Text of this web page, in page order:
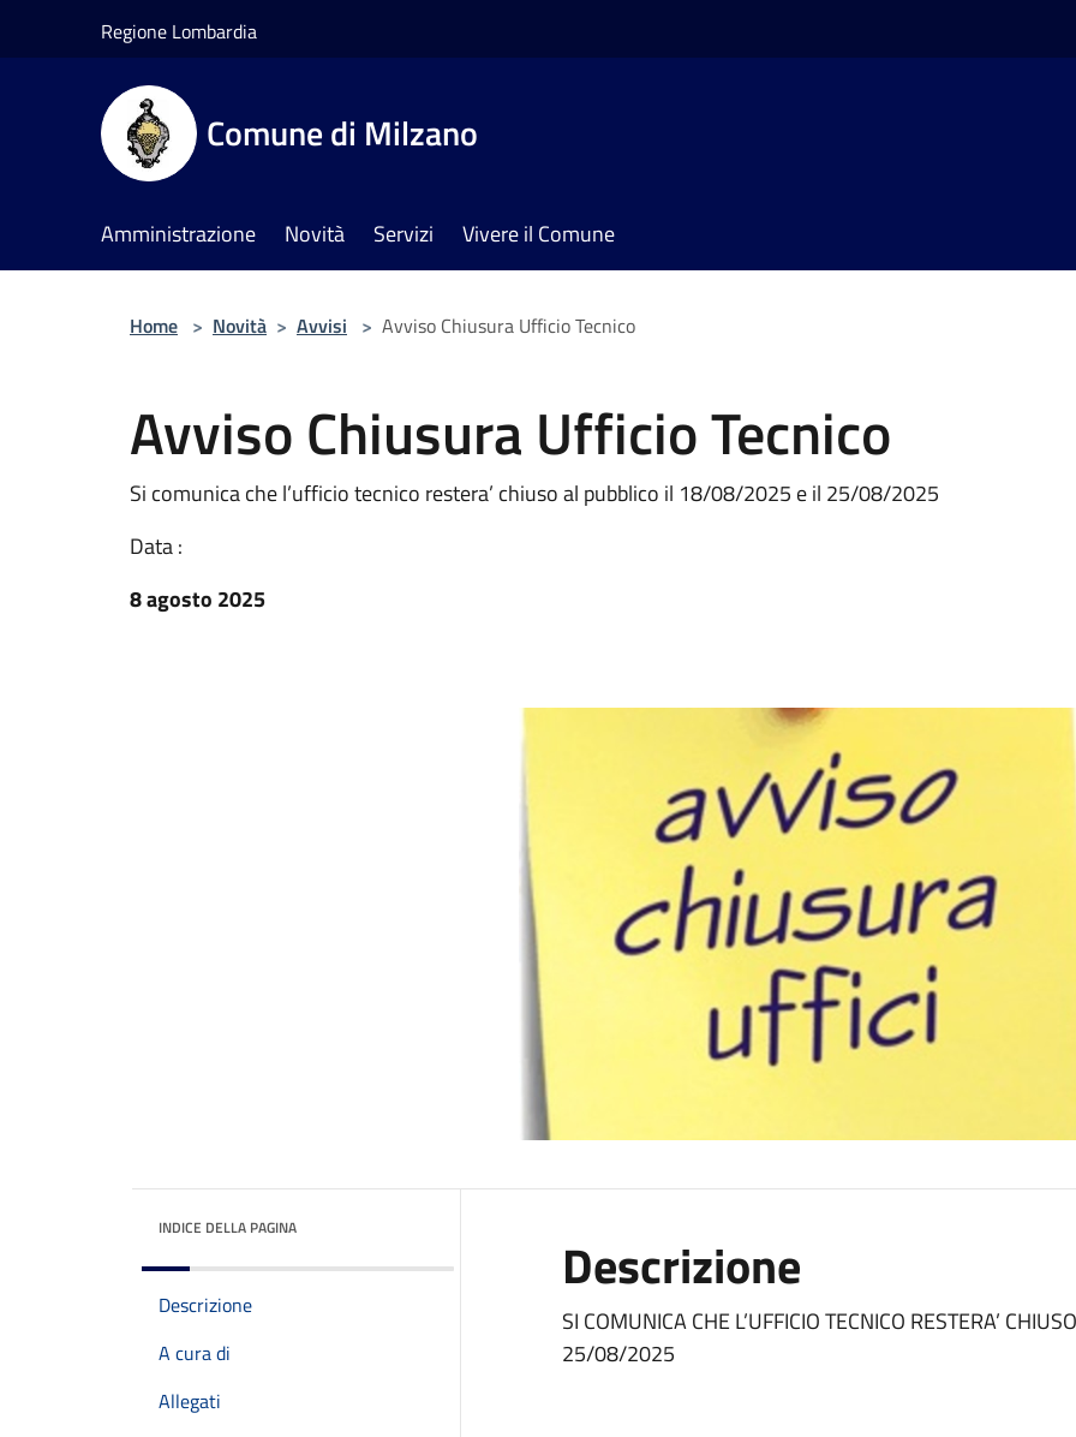
Regione Lombardia
Comune di Milzano
Amministrazione Novità Servizi Vivere il Comune
Home > Novità > Avvisi > Avviso Chiusura Ufficio Tecnico
Avviso Chiusura Ufficio Tecnico
Si comunica che l’ufficio tecnico restera’ chiuso al pubblico il 18/08/2025 e il 25/08/2025
Data :
8 agosto 2025
INDICE DELLA PAGINA
Descrizione
A cura di
Allegati
Descrizione
SI COMUNICA CHEL’UFFICIO TECNICO RESTERA’
25/08/2025